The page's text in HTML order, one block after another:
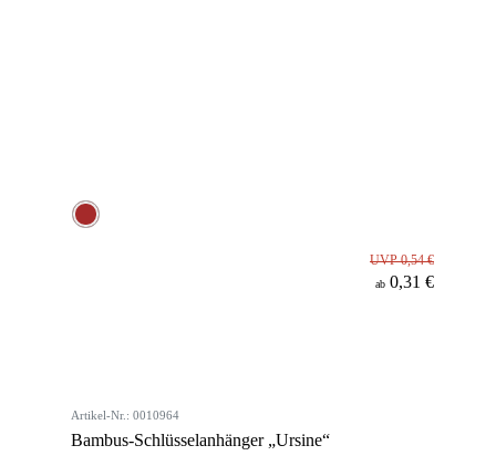
UVP 0,54 €
ab 0,31 €
Artikel-Nr.: 0010964
Bambus-Schlüsselanhänger „Ursine“